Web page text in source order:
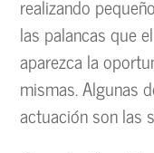
realizando
las palancas que
aparezca la
mismas. Algunas
actuación son las